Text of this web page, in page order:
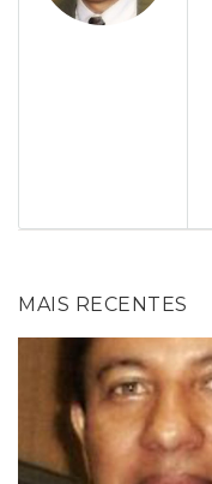
MAIS RECENTES